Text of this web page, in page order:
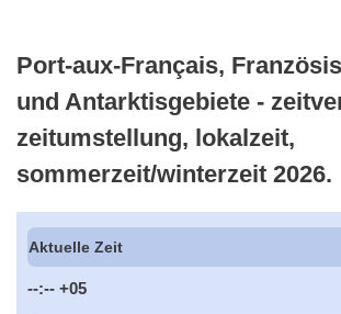
Port-aux-Français,
und Antarktisgebiete -
zeitumstellung, lokalzeit,
sommerzeit/winterzeit 2026.
Aktuelle Zeit
--:-- +05